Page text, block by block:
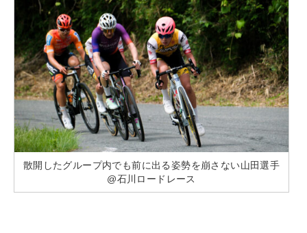
散開したグループ内でも前に出る姿勢を崩さない山田選手
@石川ロードレース